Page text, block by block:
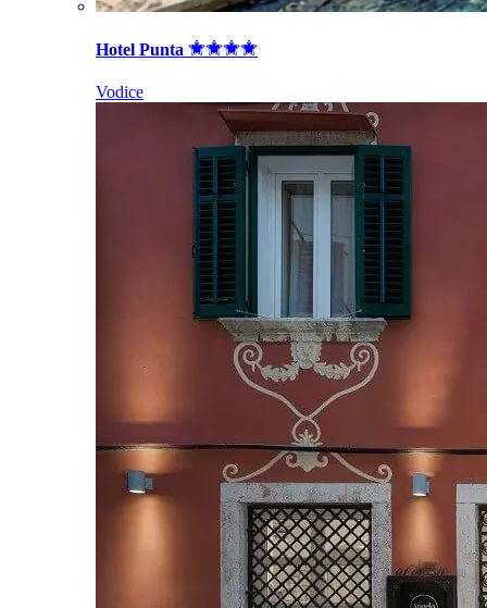
Hotel Punta
Vodice